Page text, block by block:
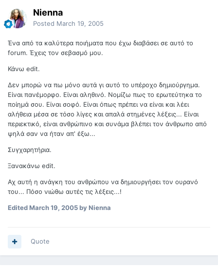
Nienna
Posted March 19, 2005
Ένα από τα καλύτερα ποιήματα που έχω διαβάσει σε αυτό το
forum. Έχεις τον σεβασμό μου.
Κάνω edit.
Δεν μπορώ να πω μόνο αυτά γι αυτό το υπέροχο δημιούργημα.
Είναι πανέμορφο. Είναι αληθινό. Νομίζω πως το ερωτεύτηκα το
ποίημά σου. Είναι σοφό. Είναι όπως πρέπει να είναι και λέει
αλήθεια μέσα σε τόσο λίγες και απαλά στημένες λέξεις... Είναι
περιεκτικό, είναι ανθρώπινο και συνάμα βλέπει τον άνθρωπο από
ψηλά σαν να ήταν απ' έξω...
Συγχαρητήρια.
Ξανακάνω edit.
Αχ αυτή η ανάγκη του ανθρώπου να δημιουργήσει τον ουρανό
του... Πόσο νιώθω αυτές τις λέξεις...!
EditedMarch 19, 2005by Nienna
Quote